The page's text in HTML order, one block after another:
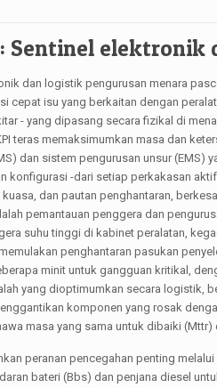
Sentinel
dan logistik pengurusan menara
cepat isu yang berkaitan dengan
- yang dipasang secara fizikal di
teras memaksimumkan masa dan
dan sistem pengurusan unsur (EMS)
konfigurasi -dari setiap perkakasan
dan pautan penghantaran,
pemantauan penggera dan
suhu tinggi di kabinet peralatan,
penghantaran pasukan
minit untuk gangguan kritikal,
yang dioptimumkan secara logistik,
komponen yang rosak
masa yang sama untuk dibaiki
peranan pencegahan penting
bateri (Bbs) dan penjana diesel